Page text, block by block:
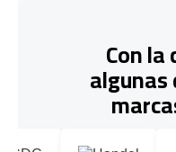
Con
algunas